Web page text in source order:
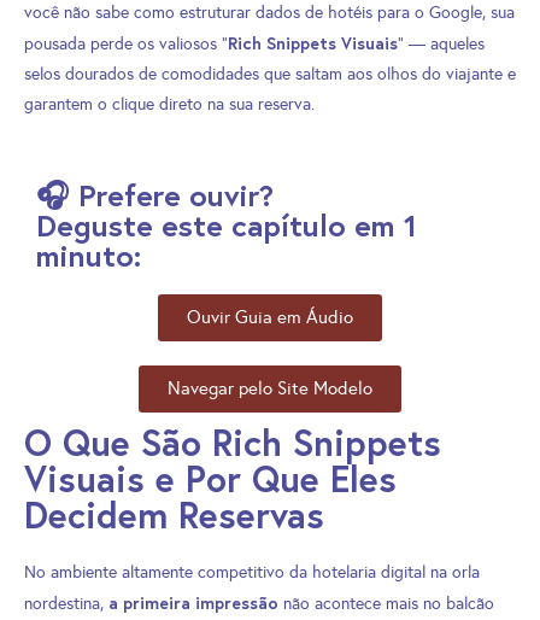
você não sabe como estruturar dados de hotéis para o Google, sua
pousada perde os valiosos “Rich Snippets Visuais” — aqueles
selos dourados de comodidades que saltam aos olhos do viajante e
garantem o clique direto na sua reserva.
🎧 Prefere ouvir?
Deguste este capítulo em 1
minuto:
Ouvir Guia em Áudio
Navegar pelo Site Modelo
O Que São Rich Snippets
Visuais e Por Que Eles
Decidem Reservas
No ambiente altamente competitivo da hotelaria digital na orla
nordestina, a primeira impressão não acontece mais no balcão